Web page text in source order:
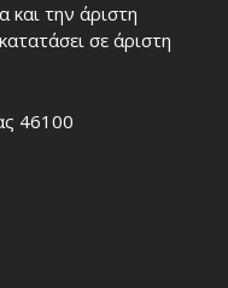
και την άριστη
σε άριστη
46100